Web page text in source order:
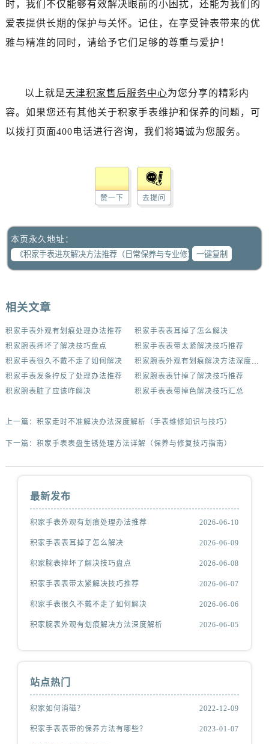
时，我们不仅能够有效解决眼前的小困扰，还能为我们的
爱表提供长期的保护与关怀。记住，在享受钟表带来的优
雅与精准的同时，请给予它们足够的尊重与爱护！
以上就是天津积家售后服务中心为您分享的精彩内
容。如果您还有其他关于积家手表维护和保养的问题，可
以拨打页面400电话进行咨询，我们将竭诚为您服务。
赞一下 去提问
本页永久地址：
一键复制
相关文章
积家手表外观有划痕处理办法推荐
积家手表表耳掉了怎么解决
积家腕表摔坏了解决技巧盘点
积家手表表带太紧解决技巧推荐
积家手表很久不戴不走了如何解决
积家腕表外观有划痕解决方法深度解析
积家手表发条拧反了处理办法推荐
积家腕表表针掉了解决技巧推荐
积家腕表脏了应该咋解决
积家手表表带掉色解决技巧汇总
上一篇： 积家走时不准解决办法深度解析（手表维修知识与技巧）
下一篇： 积家手表表盘生锈处理方法详解（保养与修复技巧指南）
最新发布
积家手表外观有划痕处理办法推荐 2026-06-10
积家手表表耳掉了怎么解决 2026-06-09
积家腕表摔坏了解决技巧盘点 2026-06-08
积家手表表带太紧解决技巧推荐 2026-06-07
积家手表很久不戴不走了如何解决 2026-06-06
积家腕表外观有划痕解决方法深度解析 2026-06-05
站点热门
积家如何消磁？ 2022-12-09
积家手表表带的保养方法有哪些？ 2023-01-07